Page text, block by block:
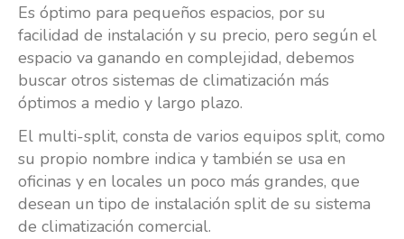
Es óptimo para pequeños espacios, por su
facilidad de instalación y su precio, pero según el
espacio va ganando en complejidad, debemos
buscar otros sistemas de climatización más
óptimos a medio y largo plazo.
El multi-split, consta de varios equipos split, como
su propio nombre indica y también se usa en
oficinas y en locales un poco más grandes, que
desean un tipo de instalación split de su sistema
de climatización comercial.